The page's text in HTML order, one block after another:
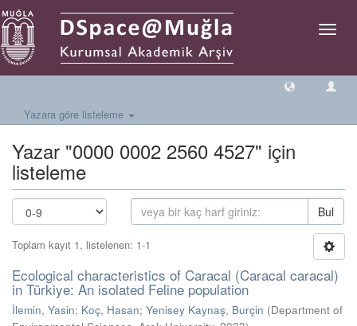
Geçiş
Yazara göre listeleme
Yazar "0000 0002 2560 4527" için
listeleme
Bul
Toplam kayıt 1, listelenen: 1-1
Ecological characteristics of Caracal (Caracal caracal)
in Türkiye: An isolated Feline population
İlemin, Yasin; Koç, Hasan; Yenisey Kaynaş, Burçin (Department of